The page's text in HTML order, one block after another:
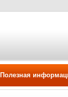
Полезная